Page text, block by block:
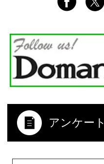
アンケート